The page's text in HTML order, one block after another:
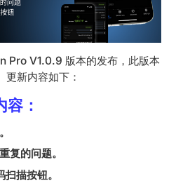
Pro V1.0.9 版本的发布，此版本
新内容如下：
：
复的问题。
描按钮。